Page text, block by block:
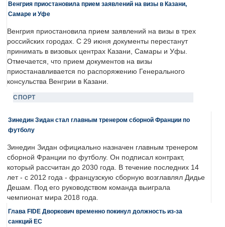
Венгрия приостановила прием заявлений на визы в Казани,
Самаре и Уфе
Венгрия приостановила прием заявлений на визы в трех
российских городах. С 29 июня документы перестанут
принимать в визовых центрах Казани, Самары и Уфы.
Отмечается, что прием документов на визы
приостанавливается по распоряжению Генерального
консульства Венгрии в Казани.
СПОРТ
Зинедин Зидан стал главным тренером сборной Франции по
футболу
Зинедин Зидан официально назначен главным тренером
сборной Франции по футболу. Он подписал контракт,
который рассчитан до 2030 года. В течение последних 14
лет - с 2012 года - французскую сборную возглавлял Дидье
Дешам. Под его руководством команда выиграла
чемпионат мира 2018 года.
Глава FIDE Дворкович временно покинул должность из-за
санкций ЕС